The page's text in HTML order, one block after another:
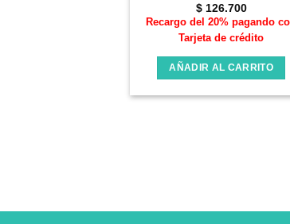
$126.700
Recargo del 20% pagando
Tarjeta de crédito
AÑADIR AL CARRITO